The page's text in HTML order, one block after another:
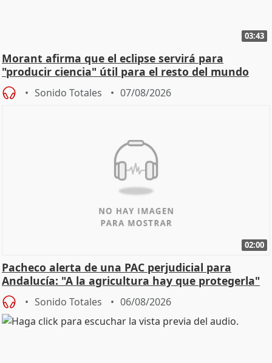
03:43
Morant afirma que el eclipse servirá para
"producir ciencia" útil para el resto del mundo
Sonido Totales 07/08/2026
02:00
Pacheco alerta de una PAC perjudicial para
Andalucía: "A la agricultura hay que protegerla"
Sonido Totales 06/08/2026